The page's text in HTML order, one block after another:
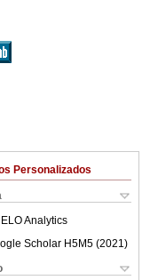
Personalizados
Analytics
Scholar H5M5 (2021 )